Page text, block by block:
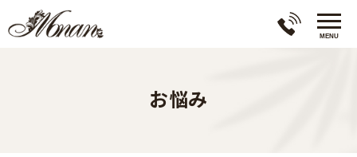
お悩み